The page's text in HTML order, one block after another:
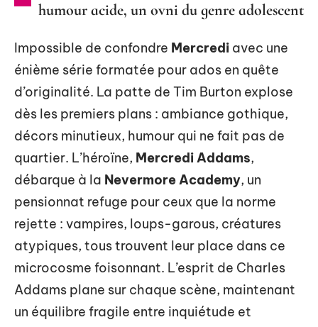
humour acide, un ovni du genre adolescent
Impossible de confondre Mercredi avec une
énième série formatée pour ados en quête
d’originalité. La patte de Tim Burton explose
dès les premiers plans : ambiance gothique,
décors minutieux, humour qui ne fait pas de
quartier. L’héroïne, Mercredi Addams,
débarque à la Nevermore Academy, un
pensionnat refuge pour ceux que la norme
rejette : vampires, loups-garous, créatures
atypiques, tous trouvent leur place dans ce
microcosme foisonnant. L’esprit de Charles
Addams plane sur chaque scène, maintenant
un équilibre fragile entre inquiétude et